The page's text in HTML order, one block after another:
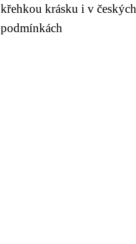
křehkou krásku i v českých
podmínkách